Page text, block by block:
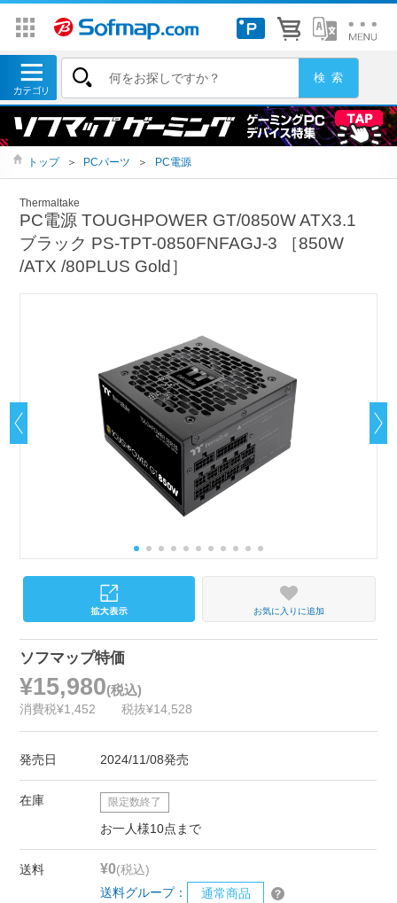
トップ ＞ PCパーツ ＞ PC電源
Thermaltake
PC電源 TOUGHPOWER GT/0850W ATX3.1
ブラック PS-TPT-0850FNFAGJ-3 ［850W
/ATX /80PLUS Gold］
お気に入りに追加
ソフマップ特価
¥15,980(税込)
消費税¥1,452 税抜¥14,528
発売日 2024/11/08発売
在庫 限定数終了
お一人様10点まで
送料 ¥0(税込)
送料グループ：
通常商品